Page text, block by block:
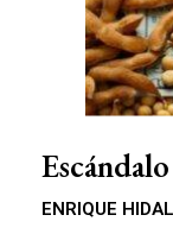
ENRIQUE